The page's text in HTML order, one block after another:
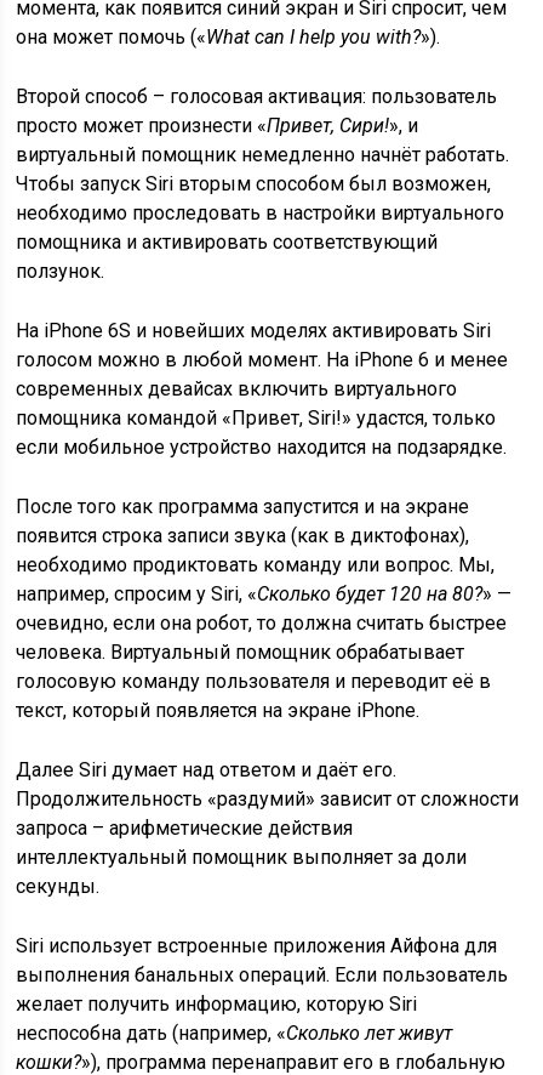
момента, как появится синий экран и Siri спросит, чем
она может помочь («What can I help you with?»).
Второй способ – голосовая активация: пользователь
просто может произнести «Привет, Сири!», и
виртуальный помощник немедленно начнёт работать.
Чтобы запуск Siri вторым способом был возможен,
необходимо проследовать в настройки виртуального
помощника и активировать соответствующий
ползунок.
На iPhone 6S и новейших моделях активировать Siri
голосом можно в любой момент. На iPhone 6 и менее
современных девайсах включить виртуального
помощника командой «Привет, Siri!» удастся, только
если мобильное устройство находится на подзарядке.
После того как программа запустится и на экране
появится строка записи звука (как в диктофонах),
необходимо продиктовать команду или вопрос. Мы,
например, спросим у Siri, «Сколько будет 120 на 80?» —
очевидно, если она робот, то должна считать быстрее
человека. Виртуальный помощник обрабатывает
голосовую команду пользователя и переводит её в
текст, который появляется на экране iPhone.
Далее Siri думает над ответом и даёт его.
Продолжительность «раздумий» зависит от сложности
запроса – арифметические действия
интеллектуальный помощник выполняет за доли
секунды.
Siri использует встроенные приложения Айфона для
выполнения банальных операций. Если пользователь
желает получить информацию, которую Siri
неспособна дать (например, «Сколько лет живут
кошки?»), программа перенаправит его в глобальную